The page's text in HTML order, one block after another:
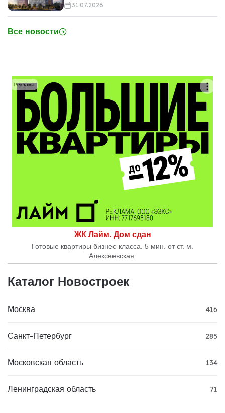
31.07.2026
Все новости
ЖК Лайм. Дом сдан
Готовые квартиры бизнес-класса. 5 мин. от ст. м.
Алексеевская.
Реклама
Каталог Новостроек
Москва 416
Санкт-Петербург 285
Московская область 134
Ленинградская область 71